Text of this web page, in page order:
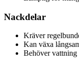
Nackdelar
Kräver
Kan växa
Behöver vattning